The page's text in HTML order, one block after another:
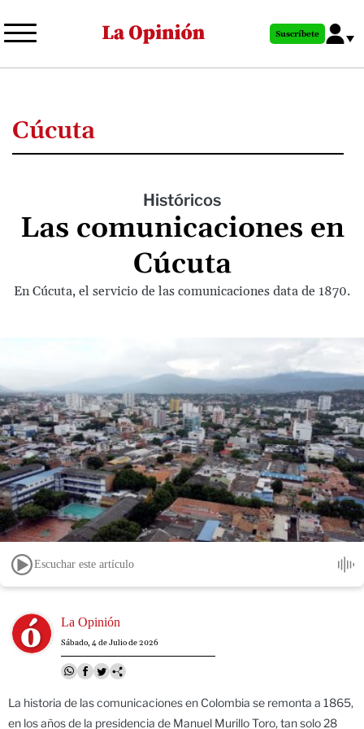
al
principal
Suscríbete
Cúcuta
Históricos
Las comunicaciones en
Cúcuta
En Cúcuta, el servicio de las comunicaciones data de 1870.
Escuchar este artículo
Image La Opinión
Sábado, 4 de Julio de 2026
La historia de las comunicaciones en Colombia se remonta a 1865,
en los años de la presidencia de Manuel Murillo Toro, tan solo 28